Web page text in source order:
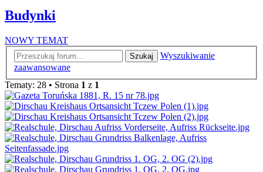
Budynki
NOWY TEMAT
Szukaj
Wyszukiwanie
zaawansowane
Tematy: 28 • Strona 1 z 1